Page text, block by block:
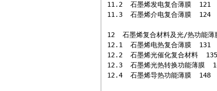
11.2  石墨烯发电复合薄膜  121
11.3  石墨烯介电复合薄膜  124
12  石墨烯复合材料及光/热功能
12.1  石墨烯电热复合薄膜  131
12.2  石墨烯光催化复合材料  135
12.3  石墨烯光热转换功能薄膜
12.4  石墨烯导热功能薄膜  148